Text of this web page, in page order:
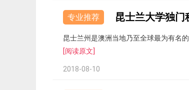
专业推荐 昆士兰大学独
昆士兰州是澳洲当地乃至全球最为有名
[阅读原文]
2018-08-10